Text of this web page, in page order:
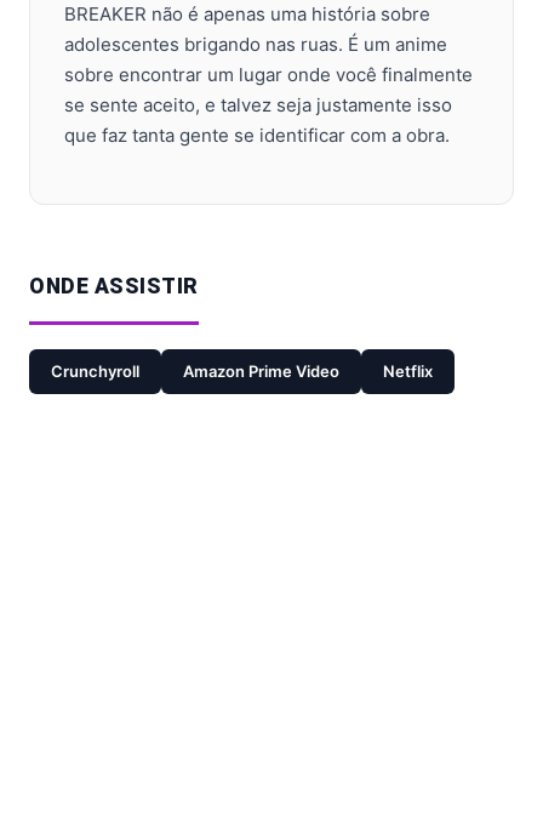
BREAKER não é apenas uma história sobre
adolescentes brigando nas ruas. É um anime
sobre encontrar um lugar onde você finalmente
se sente aceito, e talvez seja justamente isso
que faz tanta gente se identificar com a obra.
ONDE ASSISTIR
Crunchyroll Amazon Prime Video Netflix